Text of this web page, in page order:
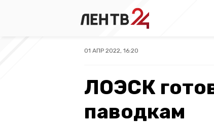
01 АПР 2022, 16:20
ЛОЭСК
паводкам